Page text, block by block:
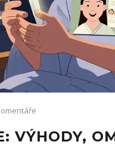
VÝHODY,